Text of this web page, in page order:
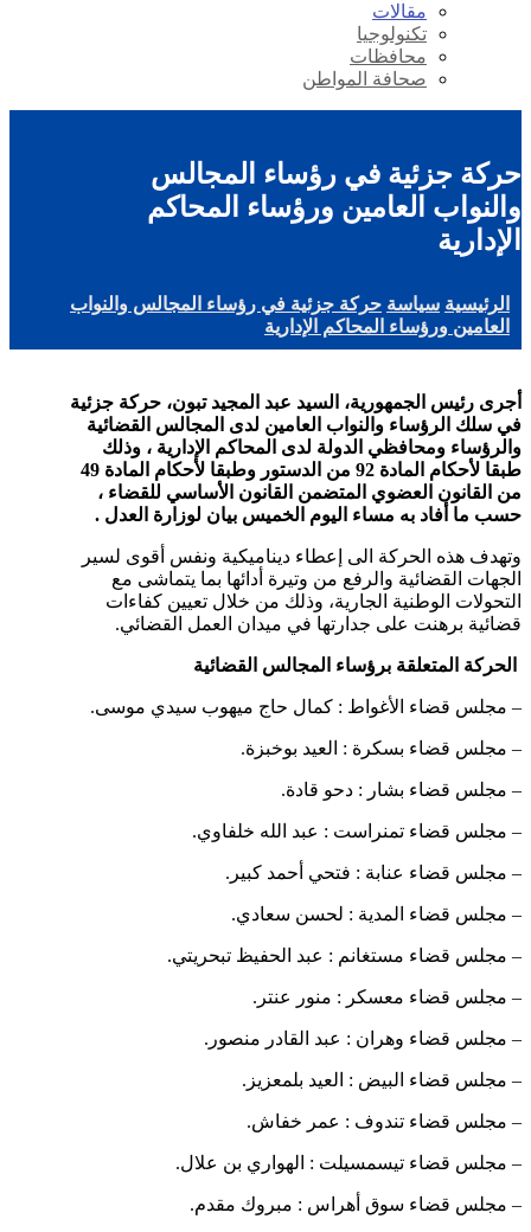
مقالات
تكنولوجيا
محافظات
صحافة المواطن
حركة جزئية في رؤساء المجالس
والنواب العامين ورؤساء المحاكم
الإدارية
الرئيسية سياسة حركة جزئية في رؤساء المجالس والنواب
العامين ورؤساء المحاكم الإدارية
أجرى رئيس الجمهورية، السيد عبد المجيد تبون، حركة جزئية
في سلك الرؤساء والنواب العامين لدى المجالس القضائية
والرؤساء ومحافظي الدولة لدى المحاكم الإدارية ، وذلك
طبقا لأحكام المادة 92 من الدستور وطبقا لأحكام المادة 49
من القانون العضوي المتضمن القانون الأساسي للقضاء ،
حسب ما أفاد به مساء اليوم الخميس بيان لوزارة العدل .
وتهدف هذه الحركة الى إعطاء ديناميكية ونفس أقوى لسير
الجهات القضائية والرفع من وتيرة أدائها بما يتماشى مع
التحولات الوطنية الجارية، وذلك من خلال تعيين كفاءات
قضائية برهنت على جدارتها في ميدان العمل القضائي.
الحركة المتعلقة برؤساء المجالس القضائية
– مجلس قضاء الأغواط : كمال حاج ميهوب سيدي موسى.
– مجلس قضاء بسكرة : العيد بوخبزة.
– مجلس قضاء بشار : دحو قادة.
– مجلس قضاء تمنراست : عبد الله خلفاوي.
– مجلس قضاء عنابة : فتحي أحمد كبير.
– مجلس قضاء المدية : لحسن سعادي.
– مجلس قضاء مستغانم : عبد الحفيظ تبحريتي.
– مجلس قضاء معسكر : منور عنتر.
– مجلس قضاء وهران : عبد القادر منصور.
– مجلس قضاء البيض : العيد بلمعزيز.
– مجلس قضاء تندوف : عمر خفاش.
– مجلس قضاء تيسمسيلت : الهواري بن علال.
– مجلس قضاء سوق أهراس : مبروك مقدم.